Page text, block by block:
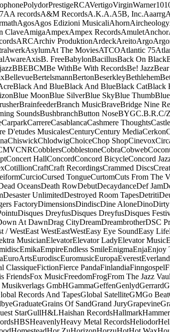
PolydorPrestigeRCAVertigoVirginWarner10
7AA recordsA&M RecordsA.K.A.A5B, Inc.Aaarrg
AgosAgos Edizioni MusicaliAhornAircheology
ClaveAmigaAmpexAmpex RecordsAmuletAnchor
ARCArchiv ProduktionArdeckAreitoArgo
AsylumAt The MoviesATCOAtlantic 75
AwareAxisB. FreeBabylonBacillusBack On Black
BBEBCMBe WithBe With RecordsBe! JazzBear
BellevueBertelsmannBertonBeserkleyBethlehem
Black And BlueBlack And BlueBlack CatBlack
Blue MoonBlue SilverBlue SkyBlue Thumb
BrainfeederBranch MusicBraveBridge Nine
SoundsBushbranchButton NoseBYGC.B.R.C/Z
CarparkCarrereCasablancaCashmere Thoughts
D'etudes MusicalesCenturyCentury MediaCerkon
ChiswickChlodwigChoiceChop ShopCinevox
CNRCobblersCobblestoneCobraCobweb
Concert HallConcordConcord BicycleConcord
CotillionCraftCraft RecordingsCrammed Discs
CurcioCursed TongueCurtomCuts From The
OceansDeath RowDebutDecaydanceDef Jam
Desaster UnlimitedDestroyed Room TapesDetriti
FactoryDimensionsDindiscDine AloneDino
Disques DreyfusDisques DreyfusDisques
At DawnDrag CityDreamDreambrotherDSC
/ WestEast WestEastWestEasy Eye SoundEasy Life
MusicianElevatorElevator LadyElevator Music
EmikaEmpireEndless SmileEnigmaEnjaEnjoy
EuroArtsEurodiscEuromusicEuropaEverestEverland
ClassiqueFictionFierce PandaFinlandiaFinngospel
FriendsFox MusicFreedomFrogFrom The Jazz
Musikverlags GmbHGammaGeffenGenlydGerrard
Records And TapesGlobal SatelliteGMGo Beat
GraduateGrains Of SandGrand JuryGrapevine
StarGullH&LHaishan RecordsHallmark
HBSHeavenlyHeavy Metal RecordsHeliodor